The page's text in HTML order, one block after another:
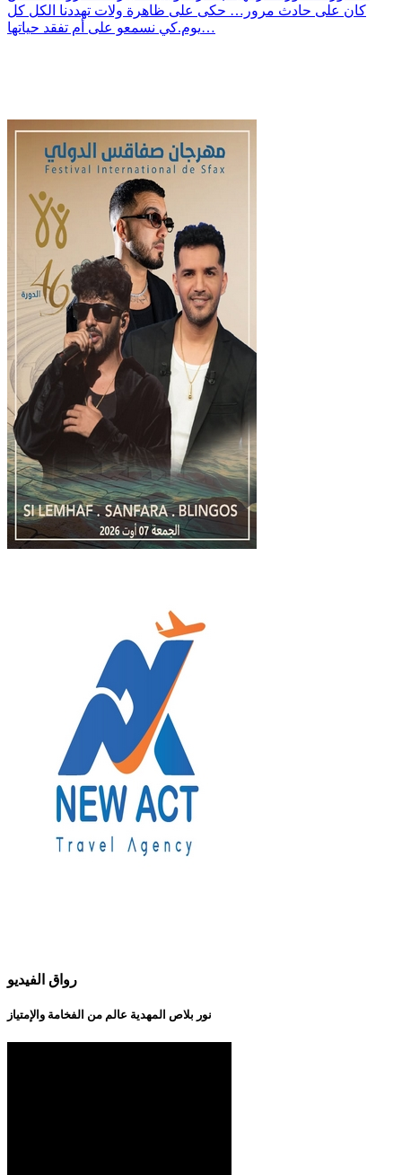
كان على حادث مرور… حكى على ظاهرة ولات تهددنا الكل كل
يوم.كي نسمعو على أم تفقد حياتها…
رواق الفيديو
نور بلاص المهدية عالم من الفخامة والإمتياز